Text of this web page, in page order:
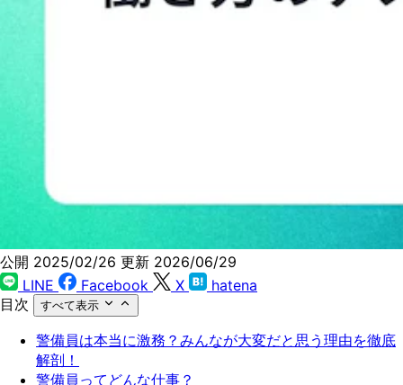
公開 2025/02/26 更新 2026/06/29
LINE
Facebook X
hatena
目次
すべて表示
警備員は本当に激務？みんなが大変だと思う理由を徹底
解剖！
警備員ってどんな仕事？